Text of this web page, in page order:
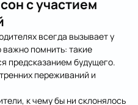
с участием
всегда вызывает у
помнить: такие
предсказанием будущего.
переживаний и
к чему бы ни склонялось